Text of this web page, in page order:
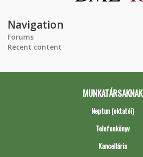
Navigation
Forums
Recent content
MUNKATÁRSAKNAK
Neptun (oktatói)
Telefonkönyv
Kancellária